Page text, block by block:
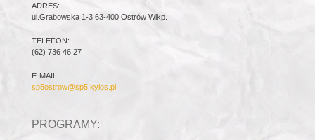
ADRES:
ul.Grabowska 1-3 63-400 Ostrów Wlkp.
TELEFON:
(62) 736 46 27
E-MAIL:
sp5ostrow@sp5.kylos.pl
PROGRAMY: